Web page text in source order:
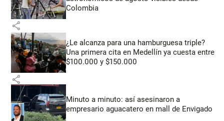
Colombia
share
¿Le alcanza para una hamburguesa triple?
Una primera cita en Medellín ya cuesta entre
$100.000 y $150.000
share
Minuto a minuto: así asesinaron a
empresario aguacatero en mall de Envigado